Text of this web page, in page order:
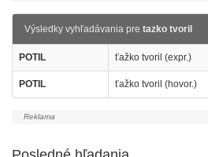
Výsledky vyhľadávania pre tazko tvoril
POTIL ťažko tvoril (expr.)
POTIL ťažko tvoril (hovor.)